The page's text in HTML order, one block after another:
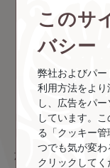
トランスオービッ
スカイクルートラ
ファイブスターク
株式会社たびえもん
タヒチ旅行専門
StandStart
旅程日
このサ
バシー
弊社およびパー
利用方法をよ
し、広告をパ
しています。
る「クッキー
つでも気が変わ
クリックしてく